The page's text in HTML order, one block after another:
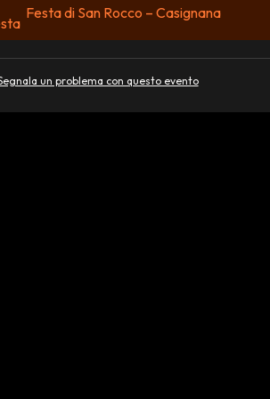
Festa di San Rocco – Casignana
un problema con questo evento